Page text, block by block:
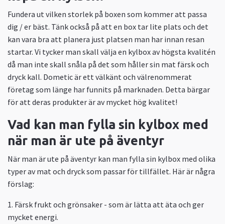
Fundera ut vilken storlek på boxen som kommer att passa
dig / er bäst. Tänk också på att en box tar lite plats och det
kan vara bra att planera just platsen man har innan resan
startar. Vi tycker man skall välja en kylbox av högsta kvalitén
då man inte skall snåla på det som håller sin mat färsk och
dryck kall. Dometic är ett välkänt och välrenommerat
företag som länge har funnits på marknaden. Detta bärgar
för att deras produkter är av mycket hög kvalitet!
Vad kan man fylla sin kylbox med
när man är ute på äventyr
När man är ute på äventyr kan man fylla sin kylbox med olika
typer av mat och dryck som passar för tillfället. Här är några
förslag:
1. Färsk frukt och grönsaker - som är lätta att äta och ger
mycket energi.